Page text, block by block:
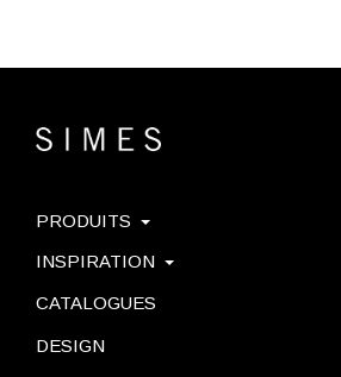
PRODUITS
INSPIRATION
CATALOGUES
DESIGN